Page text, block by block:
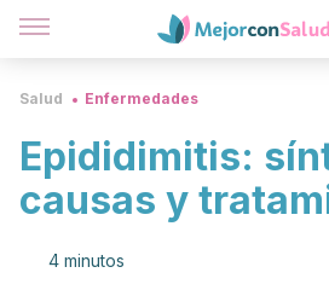
Salud Enfermedades
Epididimitis:
causas y
4 minutos